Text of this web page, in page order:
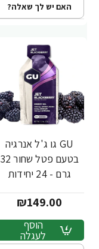
האם יש לך שאלה?
GU גו ג'ל אנרגיה
בטעם פטל שחור 32
גרם - 24 יחידות
₪149.00
הוסף
לעגלה